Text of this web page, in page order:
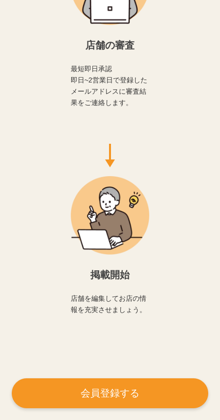
店舗の審査
最短即日承認
即日~2営業日で登録した
メールアドレスに審査結
果をご連絡します。
掲載開始
店舗を編集してお店の情
報を充実させましょう。
会員登録する